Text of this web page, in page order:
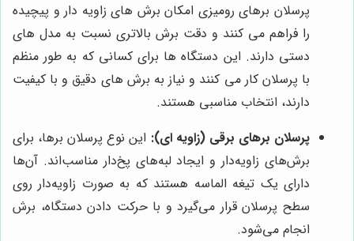
پرسلان برهای رومیزی امکان برش های زاویه دار و پیچیده
را فراهم می کنند و دقت برش بالاتری نسبت به مدل های
دستی دارند. این دستگاه ها برای کسانی که به طور منظم
با پرسلان کار می کنند و نیاز به برش های دقیق و با کیفیت
دارند، انتخاب مناسبی هستند.
پرسلان برهای برقی (زاویه ای): این نوع پرسلان برها، برای
برش‌های زاویه‌دار و ایجاد لبه‌های پخ‌دار مناسب‌اند. آن‌ها
دارای یک تیغه الماسه هستند که به صورت زاویه‌دار روی
سطح پرسلان قرار می‌گیرد و با حرکت دادن دستگاه، برش
انجام می‌شود.